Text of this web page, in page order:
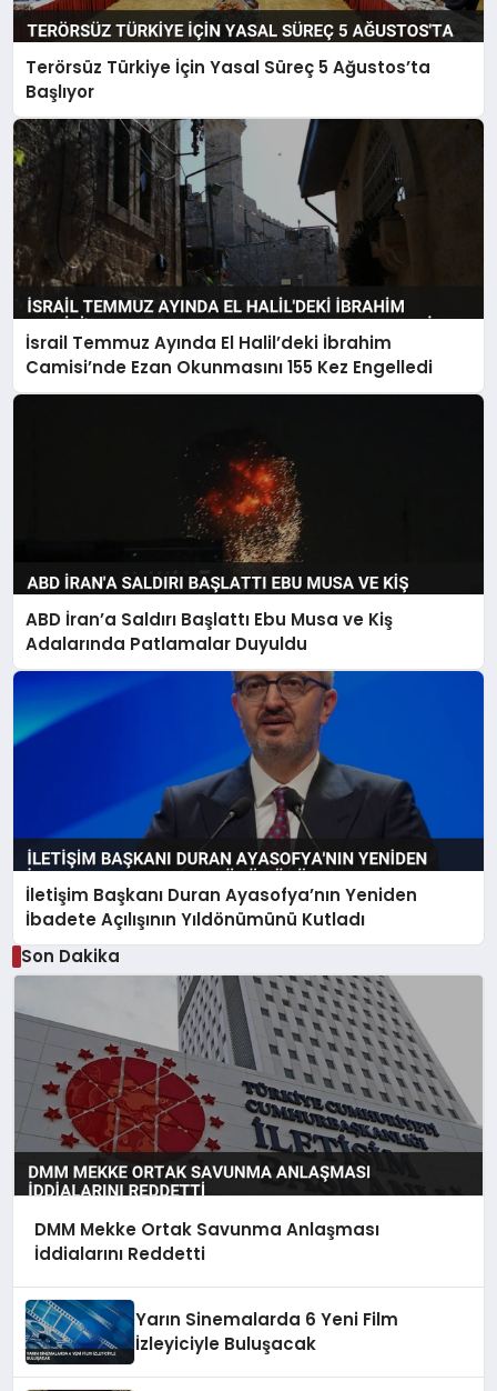
Terörsüz Türkiye İçin Yasal Süreç 5 Ağustos’ta
Başlıyor
İsrail Temmuz Ayında El Halil’deki İbrahim
Camisi’nde Ezan Okunmasını 155 Kez Engelledi
ABD İran’a Saldırı Başlattı Ebu Musa ve Kiş
Adalarında Patlamalar Duyuldu
İletişim Başkanı Duran Ayasofya’nın Yeniden
İbadete Açılışının Yıldönümünü Kutladı
Son Dakika
DMM Mekke Ortak Savunma Anlaşması
İddialarını Reddetti
Yarın Sinemalarda 6 Yeni Film
İzleyiciyle Buluşacak